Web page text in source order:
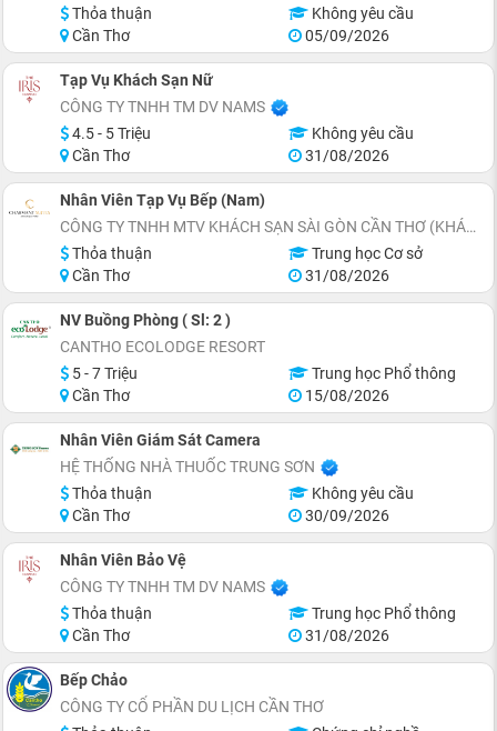
Thỏa thuận
Không yêu cầu
Cần Thơ
05/09/2026
Tạp Vụ Khách Sạn Nữ
CÔNG TY TNHH TM DV NAMS
4.5 - 5 Triệu
Không yêu cầu
Cần Thơ
31/08/2026
Nhân Viên Tạp Vụ Bếp (Nam)
CÔNG TY TNHH MTV KHÁCH SẠN SÀI GÒN CẦN THƠ (KHÁCH SẠN CHARMANT SUITES)
Thỏa thuận
Trung học Cơ sở
Cần Thơ
31/08/2026
NV Buồng Phòng ( Sl: 2 )
CANTHO ECOLODGE RESORT
5 - 7 Triệu
Trung học Phổ thông
Cần Thơ
15/08/2026
Nhân Viên Giám Sát Camera
HỆ THỐNG NHÀ THUỐC TRUNG SƠN
Thỏa thuận
Không yêu cầu
Cần Thơ
30/09/2026
Nhân Viên Bảo Vệ
CÔNG TY TNHH TM DV NAMS
Thỏa thuận
Trung học Phổ thông
Cần Thơ
31/08/2026
Bếp Chảo
CÔNG TY CỔ PHẦN DU LỊCH CẦN THƠ